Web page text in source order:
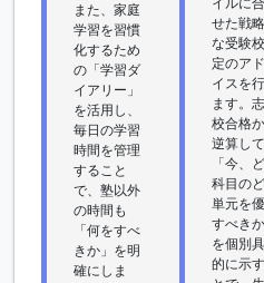
また、家庭
学習を習慣
化するため
の「学習ダ
イアリー」
を活用し、
毎日の学習
時間を管理
すること
で、塾以外
の時間も
「何をすべ
きか」を明
確にしま
せた戦
な受験
定のア
イスを
ます。
校合格
逆算して
「今、
科目の
単元を
すべきか
を個別
的に示